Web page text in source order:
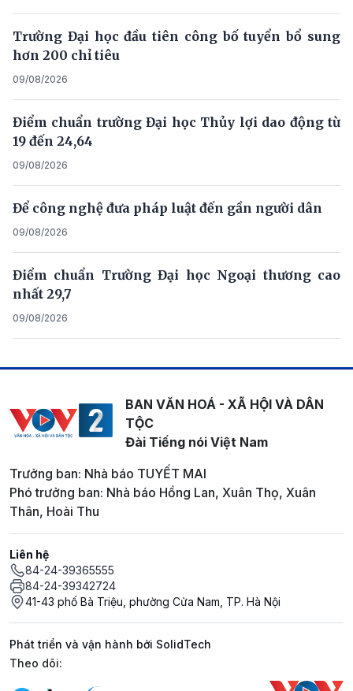
Trường Đại học đầu tiên công bố tuyển bổ sung
hơn 200 chỉ tiêu
09/08/2026
Điểm chuẩn trường Đại học Thủy lợi dao động từ
19 đến 24,64
09/08/2026
Để công nghệ đưa pháp luật đến gần người dân
09/08/2026
Điểm chuẩn Trường Đại học Ngoại thương cao
nhất 29,7
09/08/2026
BAN VĂN HOÁ - XÃ HỘI VÀ DÂN
TỘC
Đài Tiếng nói Việt Nam
Trưởng ban: Nhà báo TUYẾT MAI
Phó trưởng ban: Nhà báo Hồng Lan, Xuân Thọ, Xuân
Thân, Hoài Thu
Liên hệ
84-24-39365555
84-24-39342724
41-43 phố Bà Triệu, phường Cửa Nam, TP. Hà Nội
Phát triển và vận hành bởi SolidTech
Mạng xã hội
Theo dõi: